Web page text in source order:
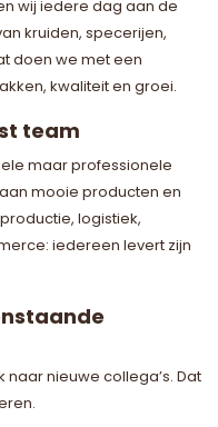
wij iedere dag aan de
kruiden, specerijen,
doen we met een
kwaliteit en groei.
team
maar professionele
mooie producten en
logistiek,
iedereen levert zijn
nieuwe collega’s. Dat